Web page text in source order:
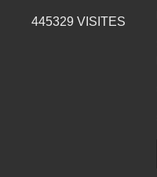
445329 VISITES